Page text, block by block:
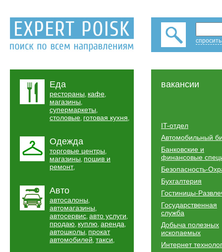
Еда
рестораны, кафе,
магазины,
супермаркеты,
столовые, готовая кухня,
Одежда
торговые центры,
магазины, пошив и
ремонт,
Авто
автосалоны,
автомагазины,
автосервис, авто услуги,
продаю, куплю, аренда,
автошколы, прокат
автомобилей, такси,
вакансии
IT-отдел
Автомобильный
Банковские и
финансовые
Безопасность-
Бухгалтерия
Гостиницы-
Государственная
служба
Добыча полезных
ископаемых
Интернет